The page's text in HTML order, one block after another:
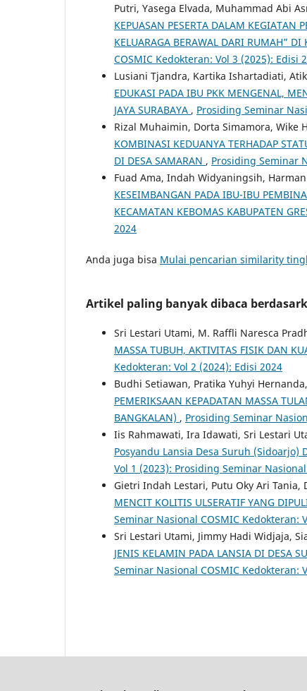
Putri, Yasega Elvada, Muhammad Abi
KEPUASAN PESERTA DALAM KEGIATAN
KELUARAGA BERAWAL DARI RUMAH”
COSMIC Kedokteran: Vol 3 (2025): Edisi
Lusiani Tjandra, Kartika Ishartadiati,
EDUKASI PADA IBU PKK MENGENAL,
JAYA SURABAYA , Prosiding Seminar
Rizal Muhaimin, Dorta Simamora, Wike
KOMBINASI KEDUANYA TERHADAP
DI DESA SAMARAN , Prosiding Seminar
Fuad Ama, Indah Widyaningsih,
KESEIMBANGAN PADA IBU-IBU
KECAMATAN KEBOMAS KABUPATEN
2024
Anda juga bisa Mulai pencarian similarity
Artikel paling banyak dibaca
Sri Lestari Utami, M. Raffli Naresca
MASSA TUBUH, AKTIVITAS FISIK DAN
Kedokteran: Vol 2 (2024): Edisi 2024
Budhi Setiawan, Pratika Yuhyi
PEMERIKSAAN KEPADATAN MASSA
BANGKALAN) , Prosiding Seminar
Iis Rahmawati, Ira Idawati, Sri Lestari
Posyandu Lansia Desa Suruh (Sidoarjo)
Vol 1 (2023): Prosiding Seminar
Gietri Indah Lestari, Putu Oky Ari Tania,
MENCIT KOLITIS ULSERATIF YANG
Seminar Nasional COSMIC Kedokteran:
Sri Lestari Utami, Jimmy Hadi Widjaja,
JENIS KELAMIN PADA LANSIA DI DESA
Seminar Nasional COSMIC Kedokteran: